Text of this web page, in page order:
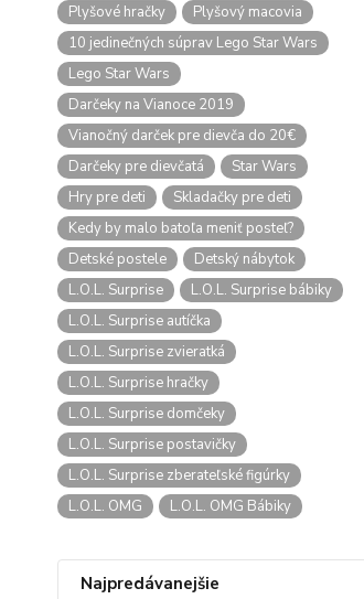
Plyšové hračky
Plyšový macovia
10 jedinečných súprav Lego Star Wars
Lego Star Wars
Darčeky na Vianoce 2019
Vianočný darček pre dievča do 20€
Darčeky pre dievčatá
Star Wars
Hry pre deti
Skladačky pre deti
Kedy by malo batoľa meniť posteľ?
Detské postele
Detský nábytok
L.O.L. Surprise
L.O.L. Surprise bábiky
L.O.L. Surprise autíčka
L.O.L. Surprise zvieratká
L.O.L. Surprise hračky
L.O.L. Surprise domčeky
L.O.L. Surprise postavičky
L.O.L. Surprise zberateľské figúrky
L.O.L. OMG
L.O.L. OMG Bábiky
Najpredávanejšie